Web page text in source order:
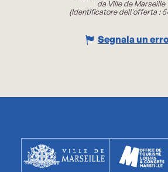
da Ville de Marseille
(Identificatore dell'offerta :
Segnala un